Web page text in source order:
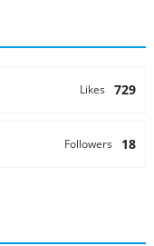
729
Likes
18
Followers